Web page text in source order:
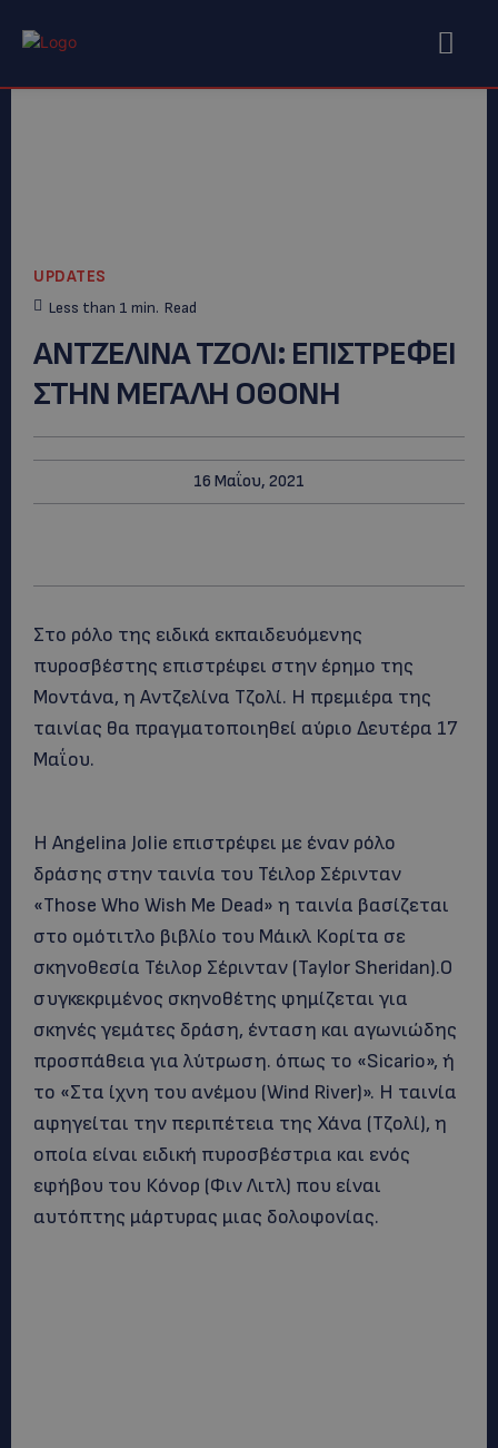
UPDATES
Less than 1 min. Read
ΑΝΤΖΕΛΙΝΑ ΤΖΟΛΙ: ΕΠΙΣΤΡΕΦΕΙ
ΣΤΗΝ ΜΕΓΑΛΗ ΟΘΟΝΗ
16 Μαΐου, 2021
Στο ρόλο της ειδικά εκπαιδευόμενης
πυροσβέστης επιστρέφει στην έρημο της
Μοντάνα, η Αντζελίνα Τζολί. Η πρεμιέρα της
ταινίας θα πραγματοποιηθεί αύριο Δευτέρα 17
Μαΐου.
Η Angelina Jolie επιστρέφει με έναν ρόλο
δράσης στην ταινία του Τέιλορ Σέρινταν
«Those Who Wish Me Dead» η ταινία βασίζεται
στο ομότιτλο βιβλίο του Μάικλ Κορίτα σε
σκηνοθεσία Τέιλορ Σέρινταν (Taylor Sheridan).Ο
συγκεκριμένος σκηνοθέτης φημίζεται για
σκηνές γεμάτες δράση, ένταση και αγωνιώδης
προσπάθεια για λύτρωση. όπως το «Sicario», ή
το «Στα ίχνη του ανέμου (Wind River)». Η ταινία
αφηγείται την περιπέτεια της Χάνα (Τζολί), η
οποία είναι ειδική πυροσβέστρια και ενός
εφήβου του Κόνορ (Φιν Λιτλ) που είναι
αυτόπτης μάρτυρας μιας δολοφονίας.